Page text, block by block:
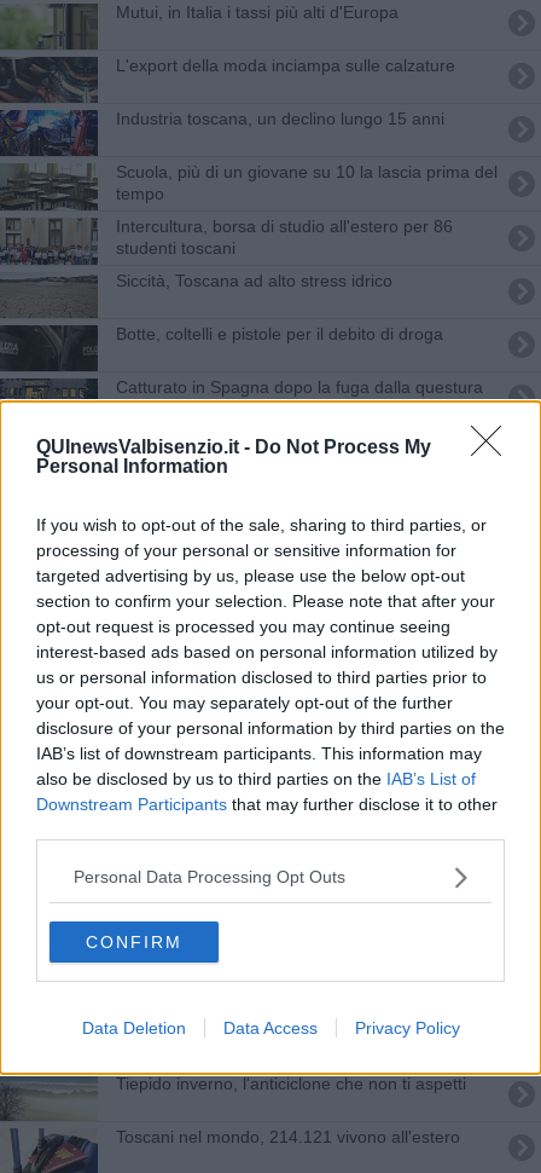
QUInewsValbisenzio.it - Do Not Process My
Personal Information
If you wish to opt-out of the sale, sharing to third parties, or
processing of your personal or sensitive information for
targeted advertising by us, please use the below opt-out
section to confirm your selection. Please note that after your
opt-out request is processed you may continue seeing
interest-based ads based on personal information utilized by
us or personal information disclosed to third parties prior to
your opt-out. You may separately opt-out of the further
disclosure of your personal information by third parties on the
IAB’s list of downstream participants. This information may
also be disclosed by us to third parties on the IAB’s List of
Downstream Participants that may further disclose it to other
Personal Data Processing Opt Outs
CONFIRM
Data Deletion Data Access Privacy Policy
Mutui, in Italia i tassi più alti d'Europa
L'export della moda inciampa sulle calzature
Industria toscana, un declino lungo 15 anni
Scuola, più di un giovane su 10 la lascia prima del
tempo
Intercultura, borsa di studio all'estero per 86
studenti toscani
Siccità, Toscana ad alto stress idrico
Botte, coltelli e pistole per il debito di droga
Catturato in Spagna dopo la fuga dalla questura
Truffa milionaria all'Opera del Duomo
Undici chili di marijuana in arrivo dalla Spagna
Nal camper 11 chili di droga
Evasione fiscale milionaria in una ditta cinese
Giovani imprenditrici, Prato prima in Toscana
La mostra sul mito Pablito Rossi
Una moneta per Pablito
Vola il turismo di Pasqua, metà vacanzieri sono
stranieri
Annata difficile per l'olio toscano, produzione in
frenata
Economia, bando per la Toscana che piace
Tiepido inverno, l'anticiclone che non ti aspetti
Toscani nel mondo, 214.121 vivono all'estero